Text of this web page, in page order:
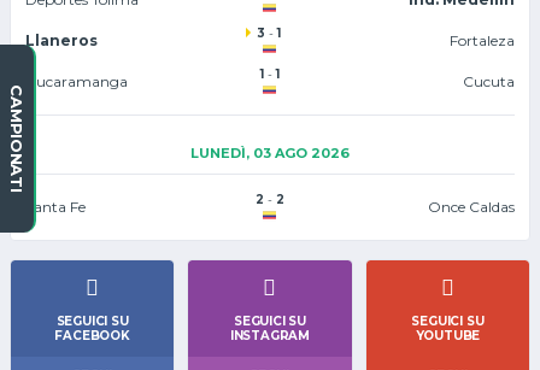
Llaneros 3 -1 Fortaleza
Bucaramanga 1-1 Cucuta
LUNEDÌ, 03 AGO 2026
Santa Fe 2 - 2 Once Caldas
SEGUICI SU
FACEBOOK
SEGUICI SU
INSTAGRAM
SEGUICI SU
YOUTUBE
CAMPIONATI